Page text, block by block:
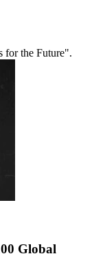
for the Future".
Global